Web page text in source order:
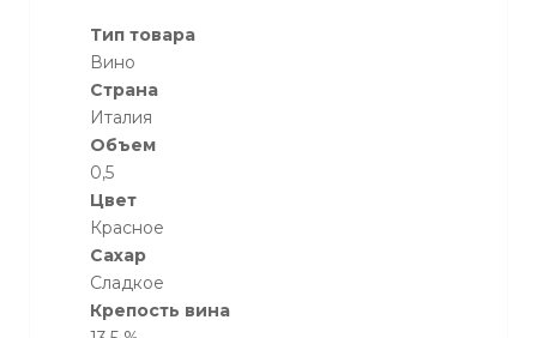
Тип товара
Вино
Страна
Италия
Объем
0,5
Цвет
Красное
Сахар
Сладкое
Крепость вина